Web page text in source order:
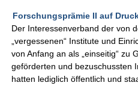
Forschungsprämie II auf
Der Interessenverband der von
„vergessenen“ Institute und
von Anfang an als „einseitig“ zu
geförderten und bezuschussten
hatten lediglich öffentlich und